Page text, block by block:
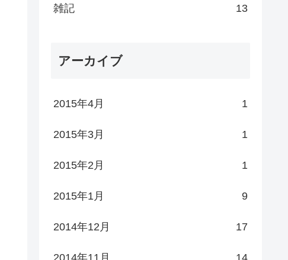
雑記 13
アーカイブ
2015年4月 1
2015年3月 1
2015年2月 1
2015年1月 9
2014年12月 17